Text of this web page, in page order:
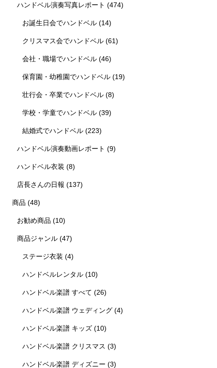
ハンドベル演奏写真レポート (474)
お誕生日会でハンドベル(14)
クリスマス会でハンドベル(61)
会社・職場でハンドベル(46)
保育園・幼稚園でハンドベル(19)
壮行会・卒業でハンドベル(8)
学校・学童でハンドベル(39)
結婚式でハンドベル(223)
ハンドベル演奏動画レポート (9)
ハンドベル衣装 (8)
店長さんの日報 (137)
商品 (48)
お勧め商品 (10)
商品ジャンル (47)
ステージ衣装 (4)
ハンドベルレンタル(10)
ハンドベル楽譜 すべて (26)
ハンドベル楽譜 ウェディング(4)
ハンドベル楽譜 キッズ(10)
ハンドベル楽譜 クリスマス (3)
ハンドベル楽譜 ディズニー (3)